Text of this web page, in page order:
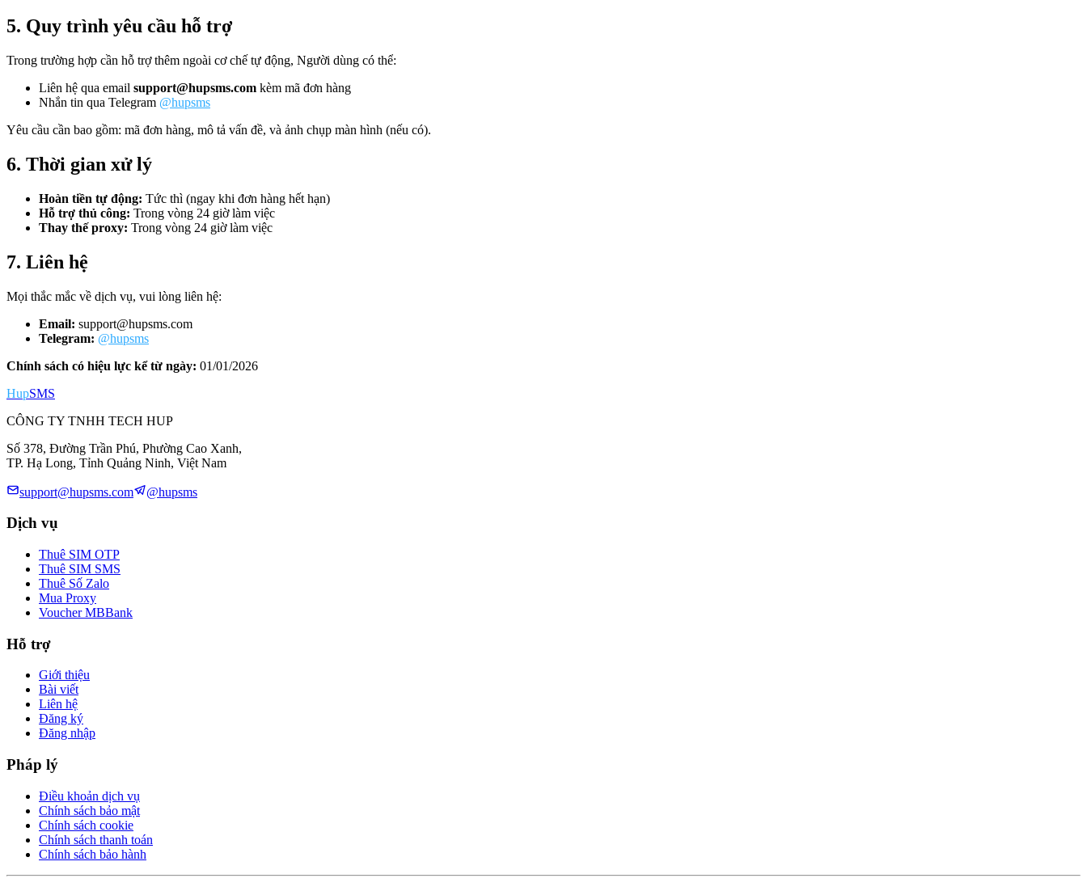
5. Quy trình yêu cầu hỗ trợ
Trong trường hợp cần hỗ trợ thêm ngoài cơ chế tự động, Người dùng có thể:
Liên hệ qua email support@hupsms.com kèm mã đơn hàng
Nhắn tin qua Telegram @hupsms
Yêu cầu cần bao gồm: mã đơn hàng, mô tả vấn đề, và ảnh chụp màn hình (nếu có).
6. Thời gian xử lý
Hoàn tiền tự động: Tức thì (ngay khi đơn hàng hết hạn)
Hỗ trợ thủ công: Trong vòng 24 giờ làm việc
Thay thế proxy: Trong vòng 24 giờ làm việc
7. Liên hệ
Mọi thắc mắc về dịch vụ, vui lòng liên hệ:
Email: support@hupsms.com
Telegram: @hupsms
Chính sách có hiệu lực kể từ ngày: 01/01/2026
HupSMS
CÔNG TY TNHH TECH HUP
Số 378, Đường Trần Phú, Phường Cao Xanh,
TP. Hạ Long, Tỉnh Quảng Ninh, Việt Nam
support@hupsms.com @hupsms
Dịch vụ
Thuê SIM OTP
Thuê SIM SMS
Thuê Số Zalo
Mua Proxy
Voucher MBBank
Hỗ trợ
Giới thiệu
Bài viết
Liên hệ
Đăng ký
Đăng nhập
Pháp lý
Điều khoản dịch vụ
Chính sách bảo mật
Chính sách cookie
Chính sách thanh toán
Chính sách bảo hành